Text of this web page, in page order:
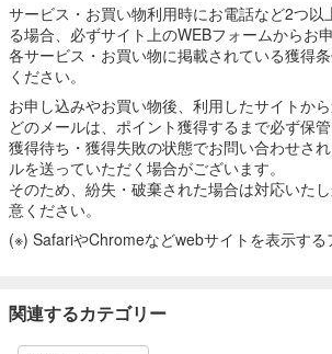
サービス・お買い物利用時にお電話など2つ以
る場合、必ずサイト上のWEBフォームからお
各サービス・お買い物に掲載されている獲得
ください。
お申し込みやお買い物後、利用したサイトか
どのメールは、ポイント獲得するまで必ず保管
獲得待ち・獲得失敗の状態でお問い合わせさ
ルを送っていただく場合がございます。
そのため、紛失・破棄された場合は対応いた
意ください。
(※) SafariやChromeなどwebサイトを表示する
関連するカテゴリー